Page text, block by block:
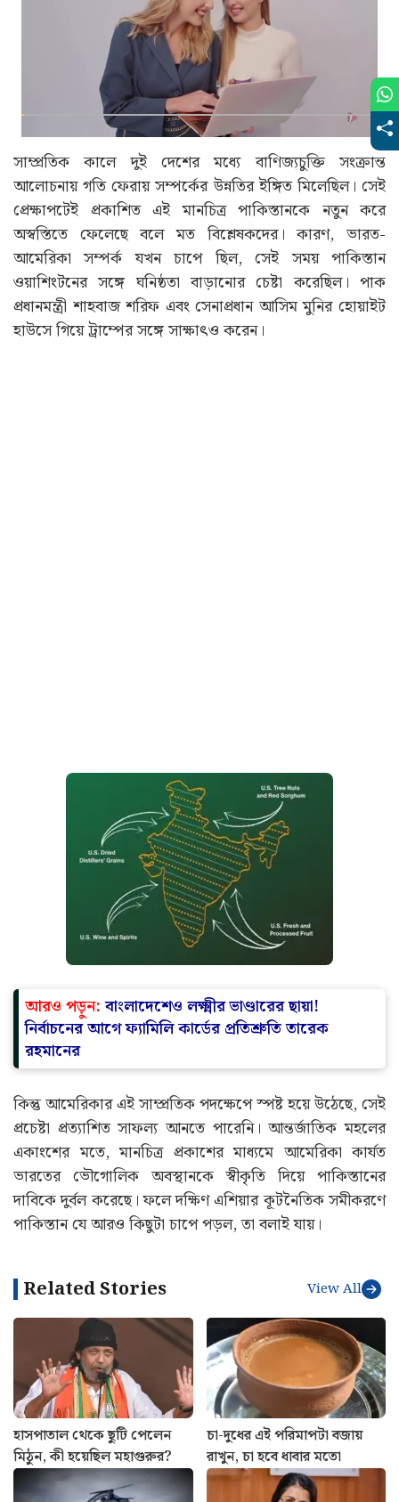
সাম্প্রতিক কালে দুই দেশের মধ্যে বাণিজ্যচুক্তি সংক্রান্ত
আলোচনায় গতি ফেরায় সম্পর্কের উন্নতির ইঙ্গিত মিলেছিল। সেই
প্রেক্ষাপটেই প্রকাশিত এই মানচিত্র পাকিস্তানকে নতুন করে
অস্বস্তিতে ফেলেছে বলে মত বিশ্লেষকদের। কারণ, ভারত-
আমেরিকা সম্পর্ক যখন চাপে ছিল, সেই সময় পাকিস্তান
ওয়াশিংটনের সঙ্গে ঘনিষ্ঠতা বাড়ানোর চেষ্টা করেছিল। পাক
প্রধানমন্ত্রী শাহবাজ শরিফ এবং সেনাপ্রধান আসিম মুনির হোয়াইট
হাউসে গিয়ে ট্রাম্পের সঙ্গে সাক্ষাৎও করেন।
আরও পড়ুন:বাংলাদেশেও লক্ষ্মীর ভাণ্ডারের ছায়া!
নির্বাচনের আগে ফ্যামিলি কার্ডের প্রতিশ্রুতি তারেক
রহমানের
কিন্তু আমেরিকার এই সাম্প্রতিক পদক্ষেপে স্পষ্ট হয়ে উঠেছে, সেই
প্রচেষ্টা প্রত্যাশিত সাফল্য আনতে পারেনি। আন্তর্জাতিক মহলের
একাংশের মতে, মানচিত্র প্রকাশের মাধ্যমে আমেরিকা কার্যত
ভারতের ভৌগোলিক অবস্থানকে স্বীকৃতি দিয়ে পাকিস্তানের
দাবিকে দুর্বল করেছে। ফলে দক্ষিণ এশিয়ার কূটনৈতিক সমীকরণে
পাকিস্তান যে আরও কিছুটা চাপে পড়ল, তা বলাই যায়।
Related Stories View All
হাসপাতাল থেকে ছুটি পেলেন
মিঠুন, কী হয়েছিল মহাগুরুর?
চা-দুধের এই পরিমাপটা বজায়
রাখুন, চা হবে ধাবার মতো